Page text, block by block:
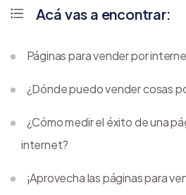
Acá vas a encontrar:
Páginas para vender por
¿Dónde puedo vender cosas
¿Cómo medir el éxito de una
internet?
¡Aprovecha las páginas para